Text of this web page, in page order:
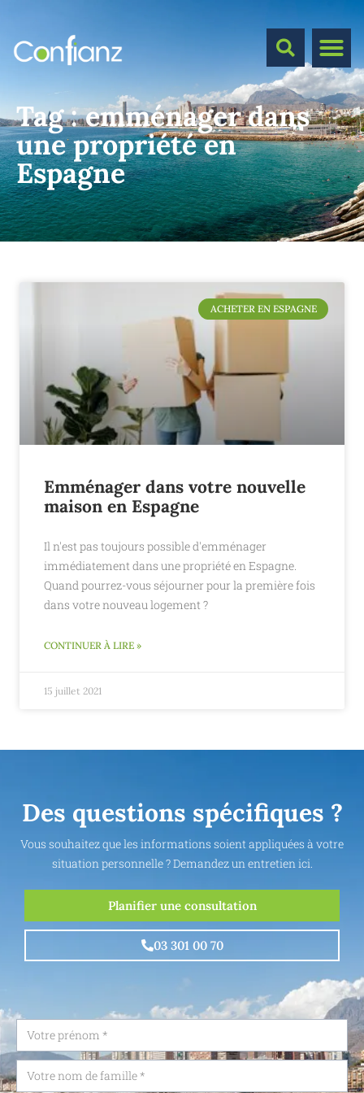
Tag :emménager dans
une propriété en
Espagne
ACHETER EN ESPAGNE
Emménager dans votre nouvelle
maison en Espagne
Il n'est pas toujours possible d'emménager
immédiatement dans une propriété en Espagne.
Quand pourrez-vous séjourner pour la première fois
dans votre nouveau logement ?
CONTINUER À LIRE »
15 juillet 2021
Des questions spécifiques ?
Vous souhaitez que les informations soient appliquées à votre
situation personnelle ? Demandez un entretien ici.
Planifier une consultation
03 301 00 70